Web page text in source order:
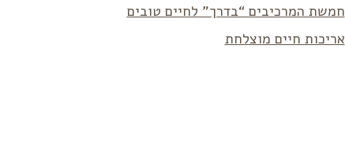
חמשת המרכיבים “בדרך” לחיים טובים
אריכות חיים מוצלחת